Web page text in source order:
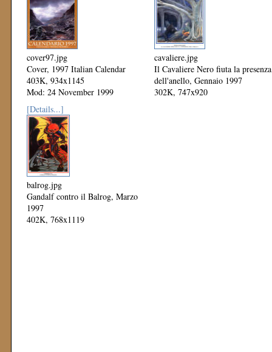
cover97.jpg
Cover, 1997 Italian Calendar
403K, 934x1145
Mod: 24 November 1999
cavaliere.jpg
Il Cavaliere Nero fiuta la presenza
dell'anello, Gennaio 1997
302K, 747x920
[Details...]
balrog.jpg
Gandalf contro il Balrog, Marzo
1997
402K, 768x1119